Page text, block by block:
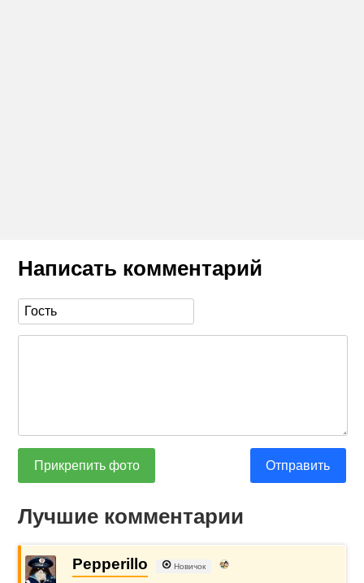
Написать комментарий
Прикрепить фото Отправить
Лучшие комментарии
Pepperillo Новичок